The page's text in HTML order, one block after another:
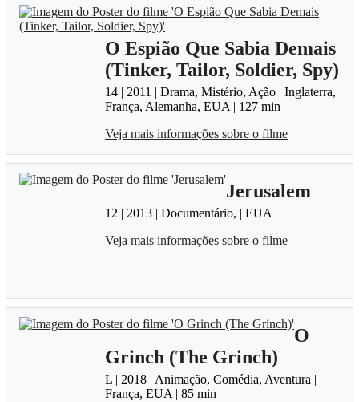
O Espião Que Sabia Demais
(Tinker, Tailor, Soldier, Spy)
14 | 2011 | Drama, Mistério, Ação | Inglaterra,
França, Alemanha, EUA | 127 min
Veja mais informações sobre o filme
Jerusalem
12 | 2013 | Documentário, | EUA
Veja mais informações sobre o filme
O
Grinch (The Grinch)
L | 2018 | Animação, Comédia, Aventura |
França, EUA | 85 min